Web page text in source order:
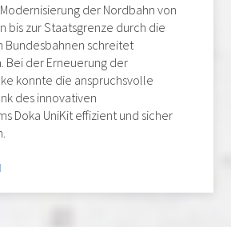
der Nordbahn von
bis zur Staatsgrenze durch die
Bundesbahnen schreitet
Bei der Erneuerung der
konnte die anspruchsvolle
des innovativen
Doka UniKit effizient und sicher